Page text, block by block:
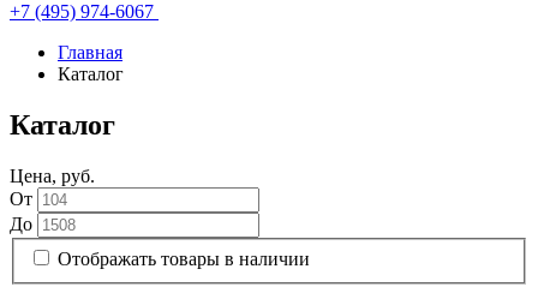
+7 (495) 974-6067
Главная
Каталог
Каталог
Цена, руб.
От
До
Отображать товары в наличии